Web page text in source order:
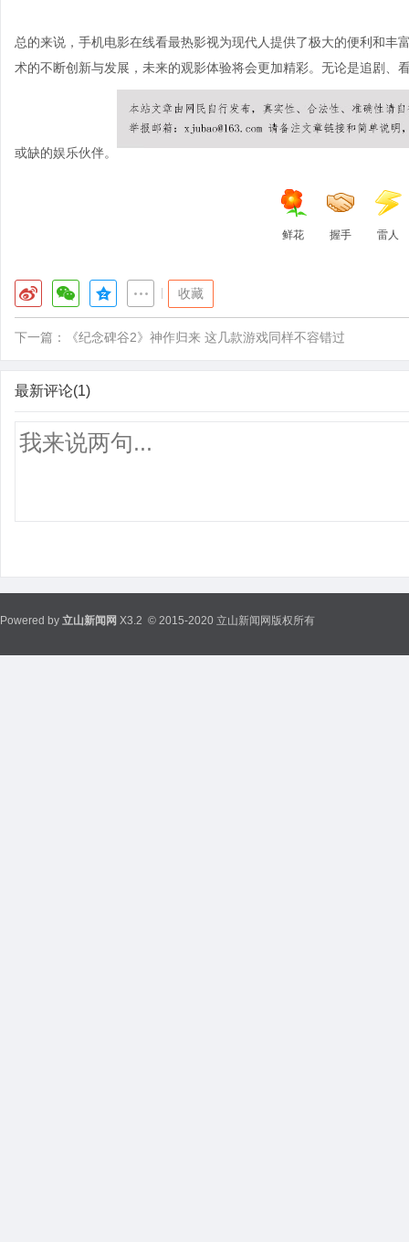
总的来说，手机电影在线看最热影视为现代人提供了极大的便利和
术的不断创新与发展，未来的观影体验将会更加精彩。无论是追剧、
或缺的娱乐伙伴。
鲜花 握手 雷人
收藏
下一篇： 《纪念碑谷2》神作归来 这几款游戏同样不容错过
最新评论(1)
Powered by 立山新闻网 X3.2 © 2015-2020 立山新闻网版权所有